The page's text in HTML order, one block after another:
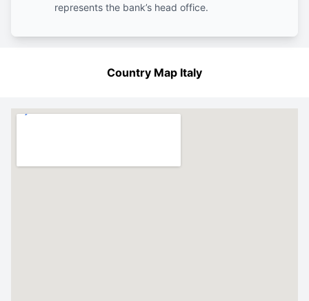
represents the bank’s head office.
Country Map Italy